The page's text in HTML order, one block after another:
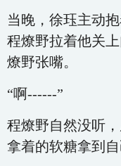
当晚，徐珏主动
程燎野拉着他关
燎野张嘴。
“啊------”
程燎野自然没听
拿着的软糖拿到